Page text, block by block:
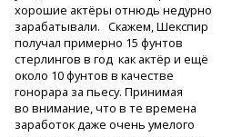
хорошие актёры отнюдь недурно
зарабатывали. Скажем, Шекспир
получал примерно 15 фунтов
стерлингов в год как актёр и ещё
около 10 фунтов в качестве
гонорара за пьесу. Принимая
во внимание, что в те времена
заработок даже очень умелого